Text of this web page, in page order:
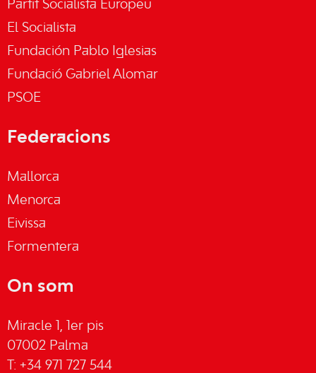
Partit Socialista Europeu
El Socialista
Fundación Pablo Iglesias
Fundació Gabriel Alomar
PSOE
Federacions
Mallorca
Menorca
Eivissa
Formentera
On som
Miracle 1, 1er pis
07002 Palma
T: +34 971 727 544